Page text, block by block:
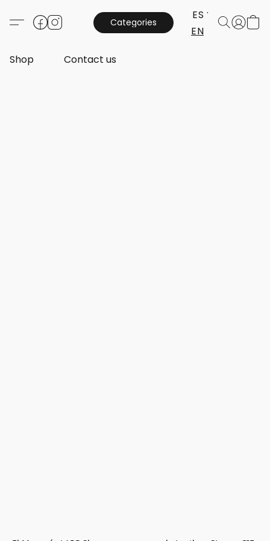
Categories
ES
EN
Shop Contact us